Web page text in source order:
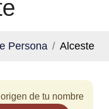
Persona Alceste
de tu nombre